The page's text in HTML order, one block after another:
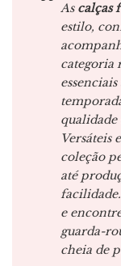
As calças
estilo,
categoria
qualidade
Versáteis
coleção
até
e
guarda-
cheia de